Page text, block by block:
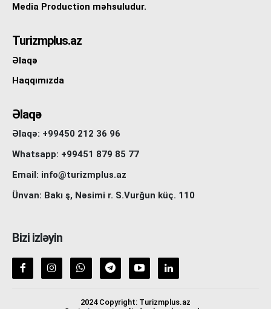
Media Production məhsuludur.
Turizmplus.az
Əlaqə
Haqqımızda
Əlaqə
Əlaqə: +99450 212 36 96
Whatsapp: +99451 879 85 77
Email: info@turizmplus.az
Ünvan: Bakı ş, Nəsimi r. S.Vurğun küç. 110
Bizi izləyin
2024 Copyright: Turizmplus.az